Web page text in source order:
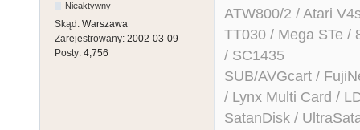
Nieaktywny
Skąd: Warszawa
Zarejestrowany: 2002-03-09
Posty: 4,756
ATW800/2 / Atari
TT030 / Mega STe /
/ SC1435
SUB/AVGcart /
/ Lynx Multi Card /
SatanDisk /